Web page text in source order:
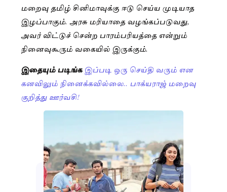
மறைவு தமிழ் சினிமாவுக்கு ஈடு செய்ய முடியாத
இழப்பாகும். அரசு மரியாதை வழங்கப்படுவது,
அவர் விட்டுச் சென்ற பாரம்பரியத்தை என்றும்
நினைவுகூரும் வகையில் இருக்கும்.
இதையும் படிங்க இப்படி ஒரு செய்தி வரும் என
கனவிலும் நினைக்கவில்லை.. பாக்யராஜ் மறைவு
குறித்து ஊர்வசி!